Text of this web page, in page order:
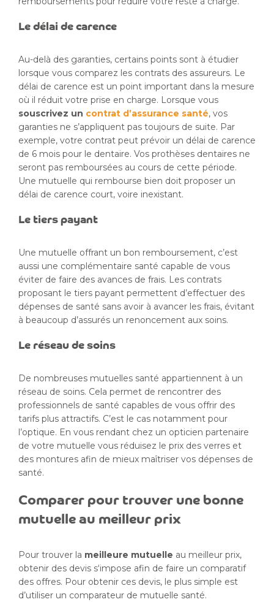
Le délai de carence
Au-delà des garanties, certains points sont à étudier
lorsque vous comparez les contrats des assureurs. Le
délai de carence est un point important dans la mesure
où il réduit votre prise en charge. Lorsque vous
souscrivez un contrat d’assurance santé, vos
garanties ne s’appliquent pas toujours de suite. Par
exemple, votre contrat peut prévoir un délai de carence
de 6 mois pour le dentaire. Vos prothèses dentaires ne
seront pas remboursées au cours de cette période.
Une mutuelle qui rembourse bien doit proposer un
délai de carence court, voire inexistant.
Le tiers payant
Une mutuelle offrant un bon remboursement, c’est
aussi une complémentaire santé capable de vous
éviter de faire des avances de frais. Les contrats
proposant le tiers payant permettent d’effectuer des
dépenses de santé sans avoir à avancer les frais, évitant
à beaucoup d’assurés un renoncement aux soins.
Le réseau de soins
De nombreuses mutuelles santé appartiennent à un
réseau de soins. Cela permet de rencontrer des
professionnels de santé capables de vous offrir des
tarifs plus attractifs. C’est le cas notamment pour
l’optique. En vous rendant chez un opticien partenaire
de votre mutuelle vous réduisez le prix des verres et
des montures afin de mieux maîtriser vos dépenses de
santé.
Comparer pour trouver une bonne
mutuelle au meilleur prix
Pour trouver la meilleure mutuelle au meilleur prix,
obtenir des devis s‘impose afin de faire un comparatif
des offres. Pour obtenir ces devis, le plus simple est
d’utiliser un comparateur de mutuelle santé.